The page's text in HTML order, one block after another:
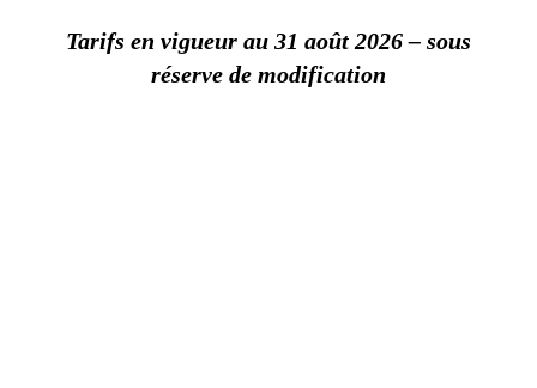
Tarifs en vigueur au 31 août 2026 – sous
réserve de modification